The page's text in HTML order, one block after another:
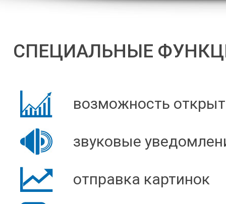
СПЕЦИАЛЬНЫЕ
возможность
звуковые
отправка картинок